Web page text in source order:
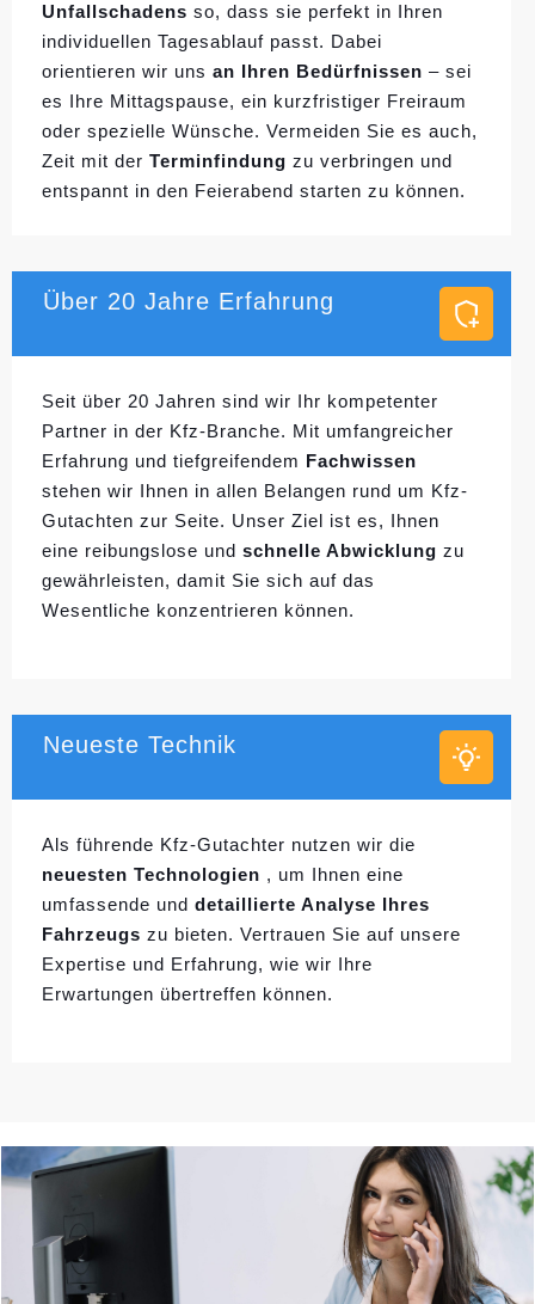
Unfallschadens so, dass sie perfekt in Ihren
individuellen Tagesablauf passt. Dabei
orientieren wir uns an Ihren Bedürfnissen – sei
es Ihre Mittagspause, ein kurzfristiger Freiraum
oder spezielle Wünsche. Vermeiden Sie es auch,
Zeit mit der Terminfindung zu verbringen und
entspannt in den Feierabend starten zu können.
Über 20 Jahre Erfahrung
Seit über 20 Jahren sind wir Ihr kompetenter
Partner in der Kfz-Branche. Mit umfangreicher
Erfahrung und tiefgreifendem Fachwissen
stehen wir Ihnen in allen Belangen rund um Kfz-
Gutachten zur Seite. Unser Ziel ist es, Ihnen
eine reibungslose und schnelle Abwicklung zu
gewährleisten, damit Sie sich auf das
Wesentliche konzentrieren können.
Neueste Technik
Als führende Kfz-Gutachter nutzen wir die
neuesten Technologien , um Ihnen eine
umfassende und detaillierte Analyse Ihres
Fahrzeugs zu bieten. Vertrauen Sie auf unsere
Expertise und Erfahrung, wie wir Ihre
Erwartungen übertreffen können.